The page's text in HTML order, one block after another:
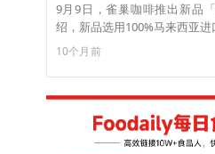
9月9日，雀巢咖啡推出新品
绍，新品选用100%马来西亚
制和冷凝锁香工艺保留咖啡豆
醇丝滑，坚果香浓郁。 目前
舰店，售价为35g*15条/58.8
10个月前